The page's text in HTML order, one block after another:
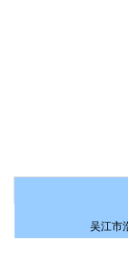
吴江市